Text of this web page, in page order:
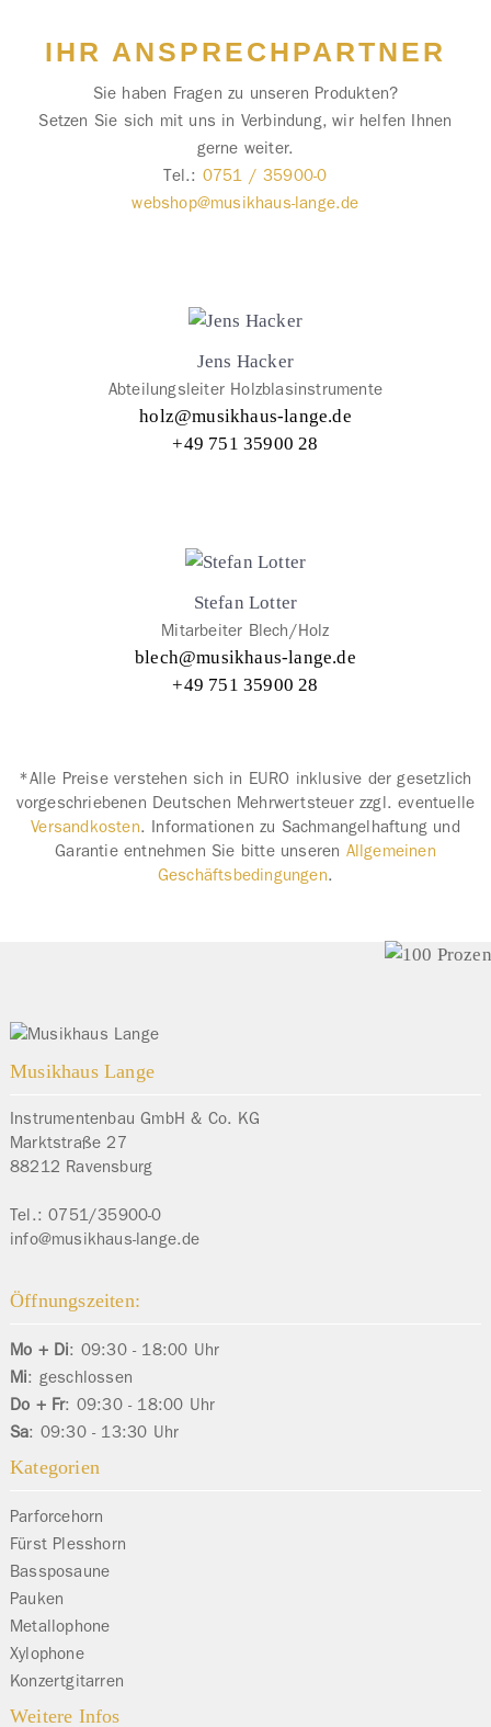
IHR ANSPRECHPARTNER
Sie haben Fragen zu unseren Produkten?
Setzen Sie sich mit uns in Verbindung, wir helfen Ihnen
gerne weiter.
Tel.: 0751 / 35900-0
webshop@musikhaus-lange.de
Jens Hacker
Abteilungsleiter Holzblasinstrumente
holz@musikhaus-lange.de
+49 751 35900 28
Stefan Lotter
Mitarbeiter Blech/Holz
blech@musikhaus-lange.de
+49 751 35900 28
*Alle Preise verstehen sich in EURO inklusive der gesetzlich
vorgeschriebenen Deutschen Mehrwertsteuer zzgl. eventuelle
Versandkosten. Informationen zu Sachmangelhaftung und
Garantie entnehmen Sie bitte unseren Allgemeinen
Geschäftsbedingungen.
Musikhaus Lange
Instrumentenbau GmbH & Co. KG
Marktstraße 27
88212 Ravensburg
Tel.:0751/35900-0
info@musikhaus-lange.de
Öffnungszeiten:
Mo + Di: 09:30 - 18:00 Uhr
Mi: geschlossen
Do + Fr: 09:30 - 18:00 Uhr
Sa: 09:30 - 13:30 Uhr
Kategorien
Parforcehorn
Fürst Plesshorn
Bassposaune
Pauken
Metallophone
Xylophone
Konzertgitarren
Weitere Infos